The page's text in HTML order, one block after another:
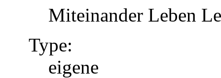
Miteinander Leben
Type:
eigene